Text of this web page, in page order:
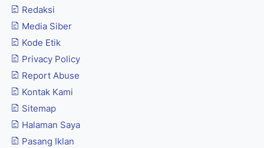
Redaksi
Media Siber
Kode Etik
Privacy Policy
Report Abuse
Kontak Kami
Sitemap
Halaman Saya
Pasang Iklan